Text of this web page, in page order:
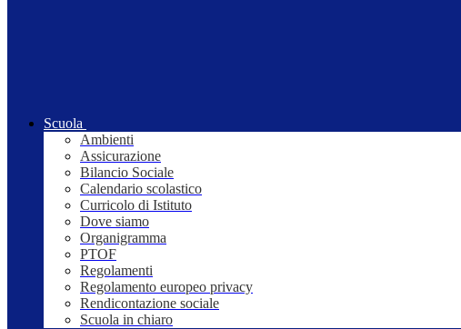
Scuola
Ambienti
Assicurazione
Bilancio Sociale
Calendario scolastico
Curricolo di Istituto
Dove siamo
Organigramma
PTOF
Regolamenti
Regolamento europeo privacy
Rendicontazione sociale
Scuola in chiaro